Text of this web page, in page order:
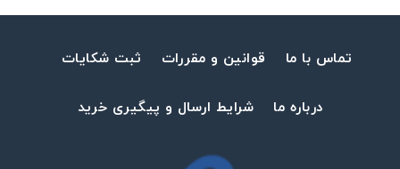
تماس با ما قوانین و مقررات ثبت شکایات
درباره ما شرایط ارسال و پیگیری خرید